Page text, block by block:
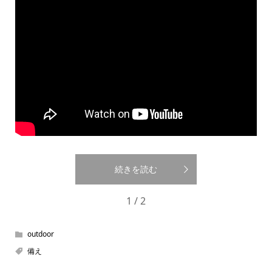
続きを読む
1 / 2
outdoor
備え